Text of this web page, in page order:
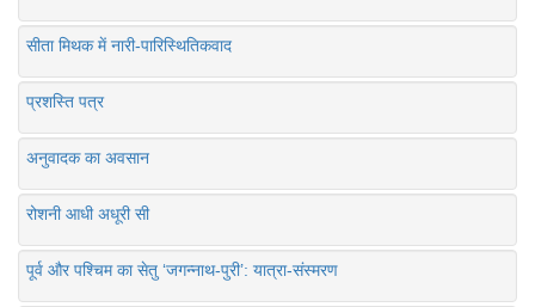
सीता मिथक में नारी-पारिस्थितिकवाद
प्रशस्ति पत्र
अनुवादक का अवसान
रोशनी आधी अधूरी सी
पूर्व और पश्चिम का सेतु ‘जगन्नाथ-पुरी’: यात्रा-संस्मरण